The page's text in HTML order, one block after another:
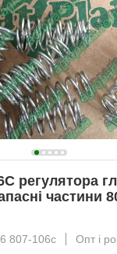
регулятора
частини
807-106с
Опт і